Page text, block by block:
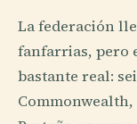
La federación
fanfarrias, pero
bastante real: